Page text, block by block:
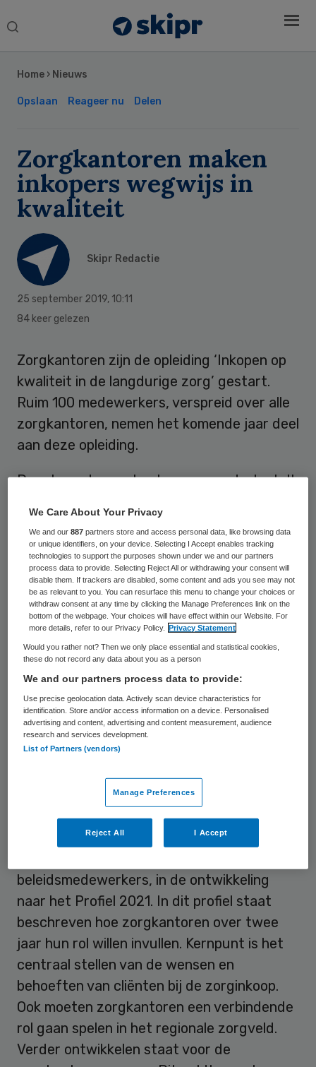
Search
Home › Nieuws
Opslaan Reageer nu Delen
Zorgkantoren maken
inkopers wegwijs in
kwaliteit
Skipr Redactie
25 september 2019, 10:11
84 keer gelezen
Zorgkantoren zijn de opleiding ‘Inkopen op
kwaliteit in de langdurige zorg’ gestart.
Ruim 100 medewerkers, verspreid over alle
zorgkantoren, nemen het komende jaar deel
aan deze opleiding.
De rol van de zorgkantoren verandert, stelt
Nederland (ZN): er komt meer
kwaliteit in de inkoop. Deze verandering
wordt steeds meer zichtbaar bij de inkoop
van kwalitatief goede langdurige zorg,
onder meer in de dialoog met aanbieders
van verpleeghuiszorg en
gehandicaptenzorg en cliënten. Om
zorginkopers met deze nieuwe praktijk
vertrouwd te maken, hebben de
zorgkantoren gezamenlijk een
praktijkgerichte opleiding opgezet.
Cliënt centraal
Het opleidingsprogramma ondersteunt
medewerkers van zorgkantoren, waaronder
beleidsmedewerkers, in de ontwikkeling
naar het Profiel 2021. In dit profiel staat
beschreven hoe zorgkantoren over twee
jaar hun rol willen invullen. Kernpunt is het
centraal stellen van de wensen en
behoeften van cliënten bij de zorginkoop.
Ook moeten zorgkantoren een verbindende
rol gaan spelen in het regionale zorgveld.
Verder ontwikkelen staat voor de
Sidebar
We Care About Your Privacy
We and our887 partners store and access personal data, like browsing data
or unique identifiers, on your device. Selecting I Accept enables tracking
technologies to support the purposes shown under we and our partners
process data to provide. Selecting Reject All or withdrawing your consent will
disable them. If trackers are disabled, some content and ads you see may not
be as relevant to you. You can resurface this menu to change your choices or
withdraw consent at any time by clicking the Manage Preferences link on the
bottom of the webpage. Your choices will have effect within our Website. For
more details, refer to our Privacy Policy.
Privacy Statement
Would you rather not? Then we only place essential and statistical cookies,
these do not record any data about you as a person
We and our partners process data to provide:
Use precise geolocation data. Actively scan device characteristics for
identification. Store and/or access information on a device. Personalised
advertising and content, advertising and content measurement, audience
research and services development.
List of Partners (vendors)
Manage Preferences
Reject All I Accept